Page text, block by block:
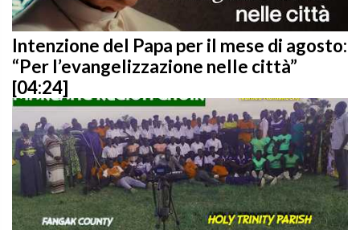
Intenzione del Papa per il mese di agosto:
“Per l’evangelizzazione nelle città”
[04:24]